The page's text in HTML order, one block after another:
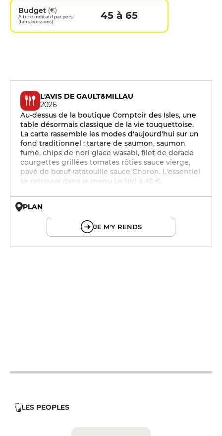
Budget (€)
A titre indicatif par pers.
(hors boissons)
45 à 65
L'AVIS DE GAULT&MILLAU
2026
Au-dessus de la boutique Comptoir des Isles, une
table désormais classique de la vie touquettoise.
La carte rassemble les modes d'aujourd'hui sur un
fond traditionnel : tartare de saumon, saumon
fumé, chips de nori glace wasabi, filet de dorade
courgettes grillées tomates rôties sauce vierge,
pavé de bœuf ratatouille sauce Choron. L'essentiel
se retrouve dans le menu Le Nid à 45 €.
PLAN
JE M'Y RENDS
LES PEOPLES